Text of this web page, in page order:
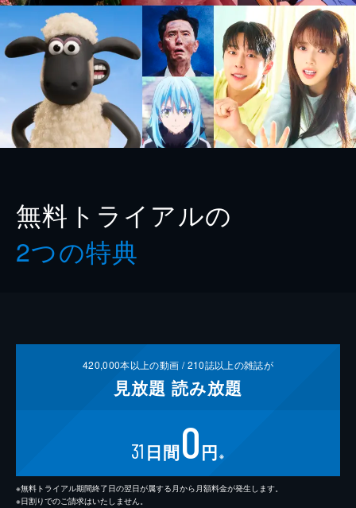
無料トライアルの
2つの特典
420,000本以上の動画 /210誌以上の雑誌が
見放題 読み放題
31 日間0円 ※
※無料トライアル期間終了日の翌日が属する月から月額料金が発生します。
※日割りでのご請求はいたしません。